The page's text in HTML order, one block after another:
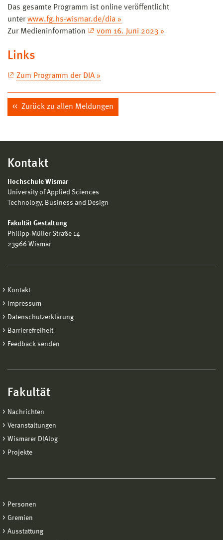
Das gesamte Programm ist online veröffentlicht
unterwww.fg.hs-wismar.de/dia »
Zur Medieninformation
vom 16. Juni 2023 »
Links
Zum Programm der DIA »
Zurück zu allen Meldungen
Kontakt
Hochschule Wismar
University of Applied Sciences
Technology, Business and Design
Fakultät Gestaltung
Philipp-Müller-Straße 14
23966 Wismar
Kontakt
Impressum
Datenschutzerklärung
Barrierefreiheit
Feedback senden
Fakultät
Nachrichten
Veranstaltungen
Wismarer DIAlog
Projekte
Personen
Gremien
Ausstattung